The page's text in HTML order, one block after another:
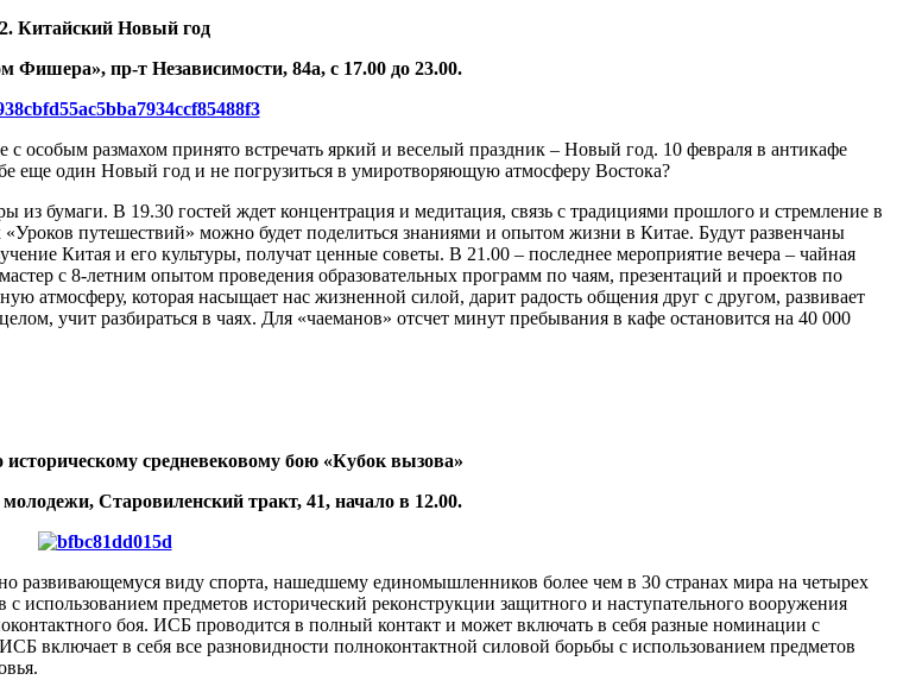
2. Китайский Новый год
Фишера», пр-т Независимости, 84а, с 17.00 до 23.00.
особым размахом принято встречать яркий и веселый праздник – Новый год. 10 февраля в антикафе
еще один Новый год и не погрузиться в умиротворяющую атмосферу Востока?
из бумаги. В 19.30 гостей ждет концентрация и медитация, связь с традициями прошлого и стремление в
путешествий» можно будет поделиться знаниями и опытом жизни в Китае. Будут развенчаны
Китая и его культуры, получат ценные советы. В 21.00 – последнее мероприятие вечера – чайная
с 8-летним опытом проведения образовательных программ по чаям, презентаций и проектов по
атмосферу, которая насыщает нас жизненной силой, дарит радость общения друг с другом, развивает
учит разбираться в чаях. Для «чаеманов» отсчет минут пребывания в кафе остановится на 40 000
средневековому бою «Кубок вызова»
Старовиленский тракт, 41, начало в 12.00.
развивающемуся виду спорта, нашедшему единомышленников более чем в 30 странах мира на четырех
предметов исторический реконструкции защитного и наступательного вооружения
боя. ИСБ проводится в полный контакт и может включать в себя разные номинации с
включает в себя все разновидности полноконтактной силовой борьбы с использованием предметов